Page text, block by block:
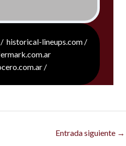
historical-lineups.com /
/
Entrada siguiente →